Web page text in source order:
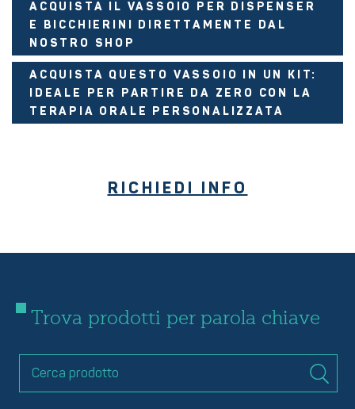
ACQUISTA IL VASSOIO PER DISPENSER
E BICCHIERINI DIRETTAMENTE DAL
NOSTRO SHOP
ACQUISTA QUESTO VASSOIO IN UN KIT:
IDEALE PER PARTIRE DA ZERO CON LA
TERAPIA ORALE PERSONALIZZATA
RICHIEDI INFO
Trova prodotti per parola chiave